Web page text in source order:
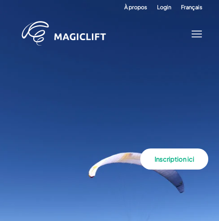
À propos Login Français
Inscription ici